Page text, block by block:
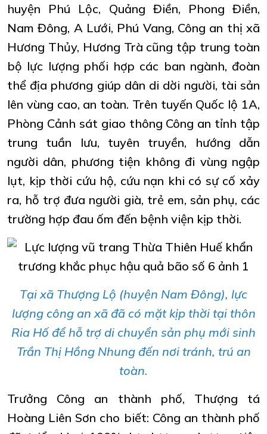
huyện Phú Lộc, Quảng Điền, Phong Điền,
Nam Đông, A Lưới, Phú Vang, Công an thị xã
Hương Thủy, Hương Trà cũng tập trung toàn
bộ lực lượng phối hợp các ban ngành, đoàn
thể địa phương giúp dân di dời người, tài sản
lên vùng cao, an toàn. Trên tuyến Quốc lộ 1A,
Phòng Cảnh sát giao thông Công an tỉnh tập
trung tuần lưu, tuyên truyền, hướng dẫn
người dân, phương tiện không đi vùng ngập
lụt, kịp thời cứu hộ, cứu nạn khi có sự cố xảy
ra, hỗ trợ đưa người già, trẻ em, sản phụ, các
trường hợp đau ốm đến bệnh viện kịp thời.
Tại xã Thượng Lộ (huyện Nam Đông), lực
lượng công an xã đã có mặt kịp thời tại thôn
Ria Hố để hỗ trợ di chuyển sản phụ mới sinh
Trần Thị Hồng Nhung đến nơi tránh, trú an
toàn.
Trưởng Công an thành phố, Thượng tá
Hoàng Liên Sơn cho biết: Công an thành phố